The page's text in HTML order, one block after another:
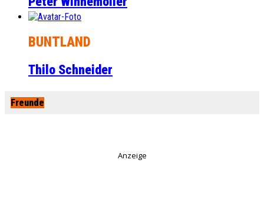
BUNTLAND
Thilo Schneider
Freunde
Anzeige